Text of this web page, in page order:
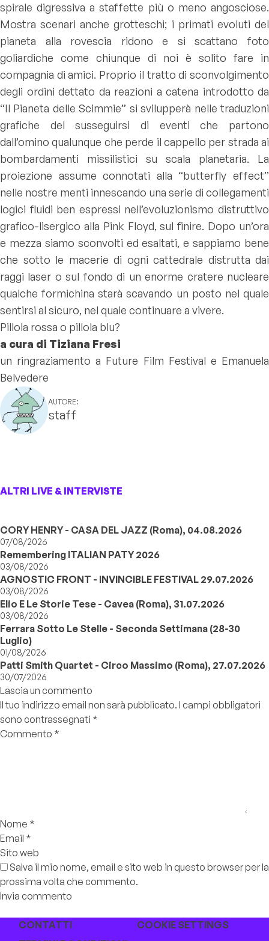
spirale digressiva a staffette più o meno angosciose.
Mostra scenari anche grotteschi; i primati evoluti del
pianeta alla rovescia ridono e si scattano foto
goliardiche come chiunque di noi è solito fare in
compagnia di amici. Proprio il tratto di sconvolgimento
degli ordini dettato da reazioni a catena introdotto da
“Il Pianeta delle Scimmie” si svilupperà nelle traduzioni
grafiche del susseguirsi di eventi che partono
dall’omino qualunque che perde il cappello per strada ai
bombardamenti missilistici su scala planetaria. La
proiezione assume connotati alla “butterfly effect”
nelle nostre menti innescando una serie di collegamenti
logici fluidi ben espressi nell’evoluzionismo distruttivo
grafico-lisergico alla Pink Floyd, sul finire. Dopo un’ora
e mezza siamo sconvolti ed esaltati, e sappiamo bene
che sotto le macerie di ogni cattedrale distrutta dai
raggi laser o sul fondo di un enorme cratere nucleare
qualche formichina starà scavando un posto nel quale
sentirsi al sicuro, nel quale continuare a vivere.
Pillola rossa o pillola blu?
a cura di Tiziana Fresi
un ringraziamento a Future Film Festival e Emanuela
Belvedere
AUTORE:
staff
ALTRI LIVE & INTERVISTE
CORY HENRY - CASA DEL JAZZ (Roma), 04.08.2026
07/08/2026
Remembering ITALIAN PATY 2026
03/08/2026
AGNOSTIC FRONT - INVINCIBLE FESTIVAL 29.07.2026
03/08/2026
Elio E Le Storie Tese - Cavea (Roma), 31.07.2026
03/08/2026
Ferrara Sotto Le Stelle - Seconda Settimana (28-30
Luglio)
01/08/2026
Patti Smith Quartet - Circo Massimo (Roma), 27.07.2026
30/07/2026
Lascia un commento
Il tuo indirizzo email non sarà pubblicato. I campi obbligatori
sono contrassegnati *
Commento *
Nome *
Email *
Sito web
Salva il mio nome, email e sito web in questo browser per la
prossima volta che commento.
CONTATTI
COOKIE SETTINGS